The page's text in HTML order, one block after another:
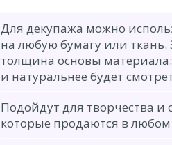
Для декупажа можно
на любую бумагу или
толщина основы
и натуральнее будет
Подойдут для творчества
которые продаются в